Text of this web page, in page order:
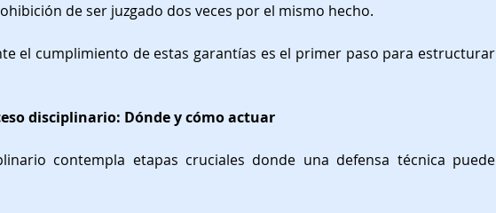
de ser juzgado dos veces por el mismo hecho.
el cumplimiento de estas garantías es el primer paso para estructurar
disciplinario: Dónde y cómo actuar
contempla etapas cruciales donde una defensa técnica puede